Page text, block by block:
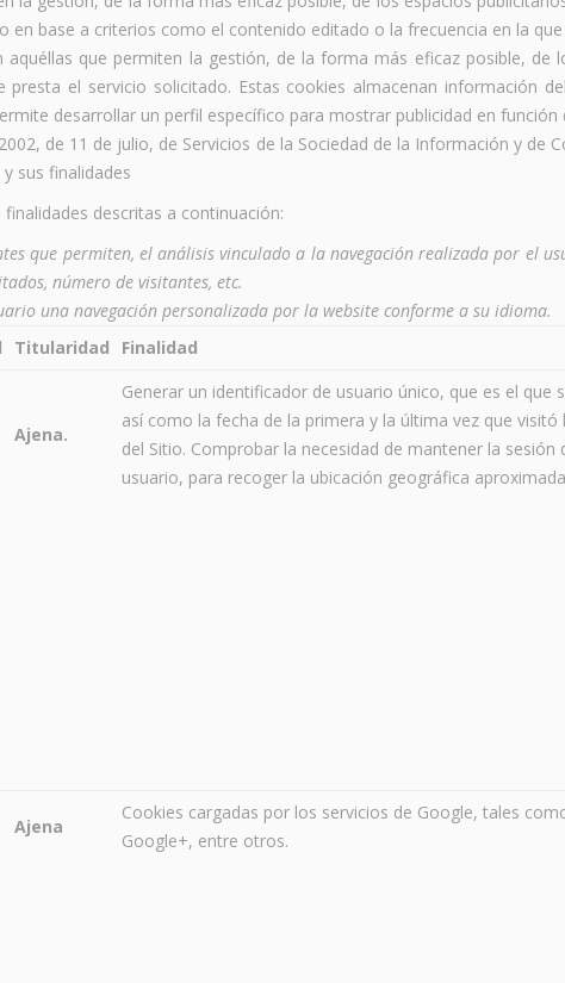
en base a criterios como el contenido editado o la frecuencia en la
aquéllas que permiten la gestión, de la forma más eficaz posible,
el servicio solicitado. Estas cookies almacenan información
desarrollar un perfil específico para mostrar publicidad en función
de 11 de julio, de Servicios de la Sociedad de la Información y de
sus finalidades
finalidades descritas a continuación:
que permiten, el análisis vinculado a la navegación realizada por el
número de visitantes, etc.
una navegación personalizada por la website conforme a su idioma.
Titularidad Finalidad
Ajena.
Generar un identificador de usuario único, que es el
así como la fecha de la primera y la última vez que
del Sitio. Comprobar la necesidad de mantener la
usuario, para recoger la ubicación geográfica
Ajena
Cookies cargadas por los servicios de Google, tales
Google+, entre otros.